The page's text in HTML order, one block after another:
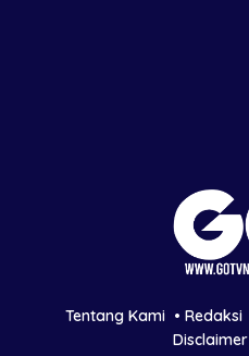
Tentang Kami Redaksi
Disclaimer